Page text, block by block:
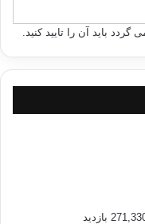
باید آن را تایید کنید.